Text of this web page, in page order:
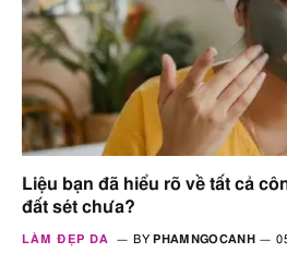
Liệu bạn đã hiểu rõ về tất cả
đất sét chưa?
LÀM ĐẸP DA BY PHAMNGOCANH